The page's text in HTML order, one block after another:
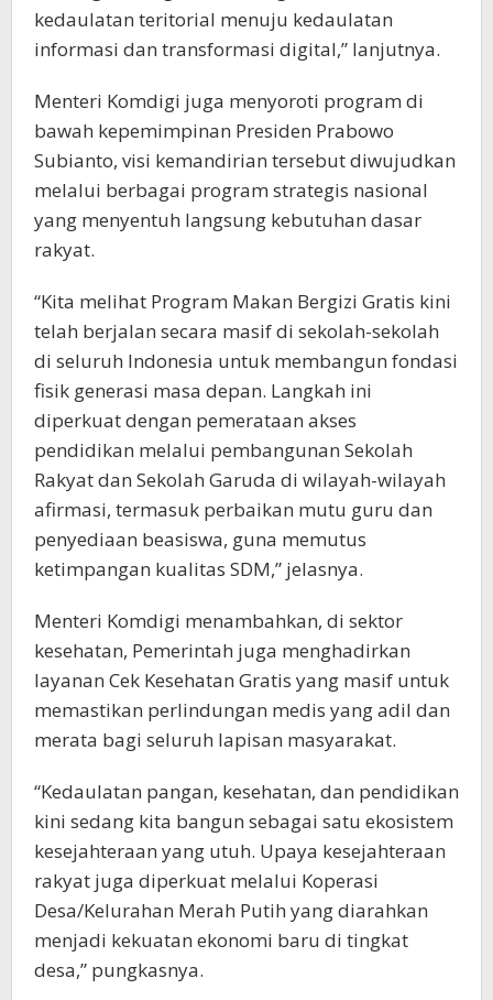
kedaulatan teritorial menuju kedaulatan
informasi dan transformasi digital,” lanjutnya.
Menteri Komdigi juga menyoroti program di
bawah kepemimpinan Presiden Prabowo
Subianto, visi kemandirian tersebut diwujudkan
melalui berbagai program strategis nasional
yang menyentuh langsung kebutuhan dasar
rakyat.
“Kita melihat Program Makan Bergizi Gratis kini
telah berjalan secara masif di sekolah-sekolah
di seluruh Indonesia untuk membangun fondasi
fisik generasi masa depan. Langkah ini
diperkuat dengan pemerataan akses
pendidikan melalui pembangunan Sekolah
Rakyat dan Sekolah Garuda di wilayah-wilayah
afirmasi, termasuk perbaikan mutu guru dan
penyediaan beasiswa, guna memutus
ketimpangan kualitas SDM,” jelasnya.
Menteri Komdigi menambahkan, di sektor
kesehatan, Pemerintah juga menghadirkan
layanan Cek Kesehatan Gratis yang masif untuk
memastikan perlindungan medis yang adil dan
merata bagi seluruh lapisan masyarakat.
“Kedaulatan pangan, kesehatan, dan pendidikan
kini sedang kita bangun sebagai satu ekosistem
kesejahteraan yang utuh. Upaya kesejahteraan
rakyat juga diperkuat melalui Koperasi
Desa/Kelurahan Merah Putih yang diarahkan
menjadi kekuatan ekonomi baru di tingkat
desa,” pungkasnya.